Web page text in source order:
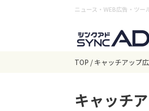
ニュース・WEB広告・ツー
TOP
キャッチアップ
キャッチ